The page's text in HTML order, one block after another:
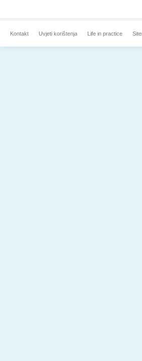
Kontakt Uvjeti korištenja Life in practice